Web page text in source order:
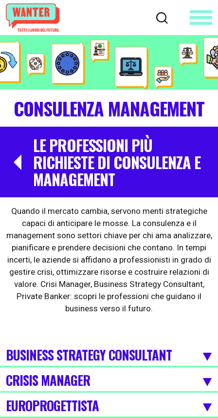
CONSULENZA MANAGEMENT
LE PROFESSIONI PIÙ
RICHIESTE DI CONSULENZA E
MANAGEMENT
Quando il mercato cambia, servono menti strategiche
capaci di anticipare le mosse. La consulenza e il
management sono settori chiave per chi ama analizzare,
pianificare e prendere decisioni che contano. In tempi
incerti, le aziende si affidano a professionisti in grado di
gestire crisi, ottimizzare risorse e costruire relazioni di
valore. Crisi Manager, Business Strategy Consultant,
Private Banker: scopri le professioni che guidano il
business verso il futuro.
BUSINESS STRATEGY CONSULTANT
CRISIS MANAGER
EUROPROGETTISTA